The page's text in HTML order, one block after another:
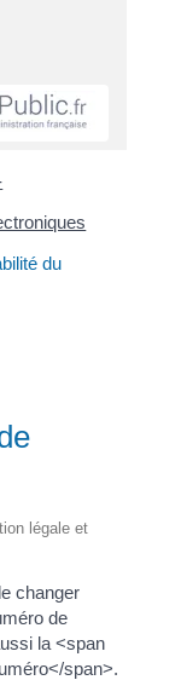
du
légale et
changer
de
la <span
span>.